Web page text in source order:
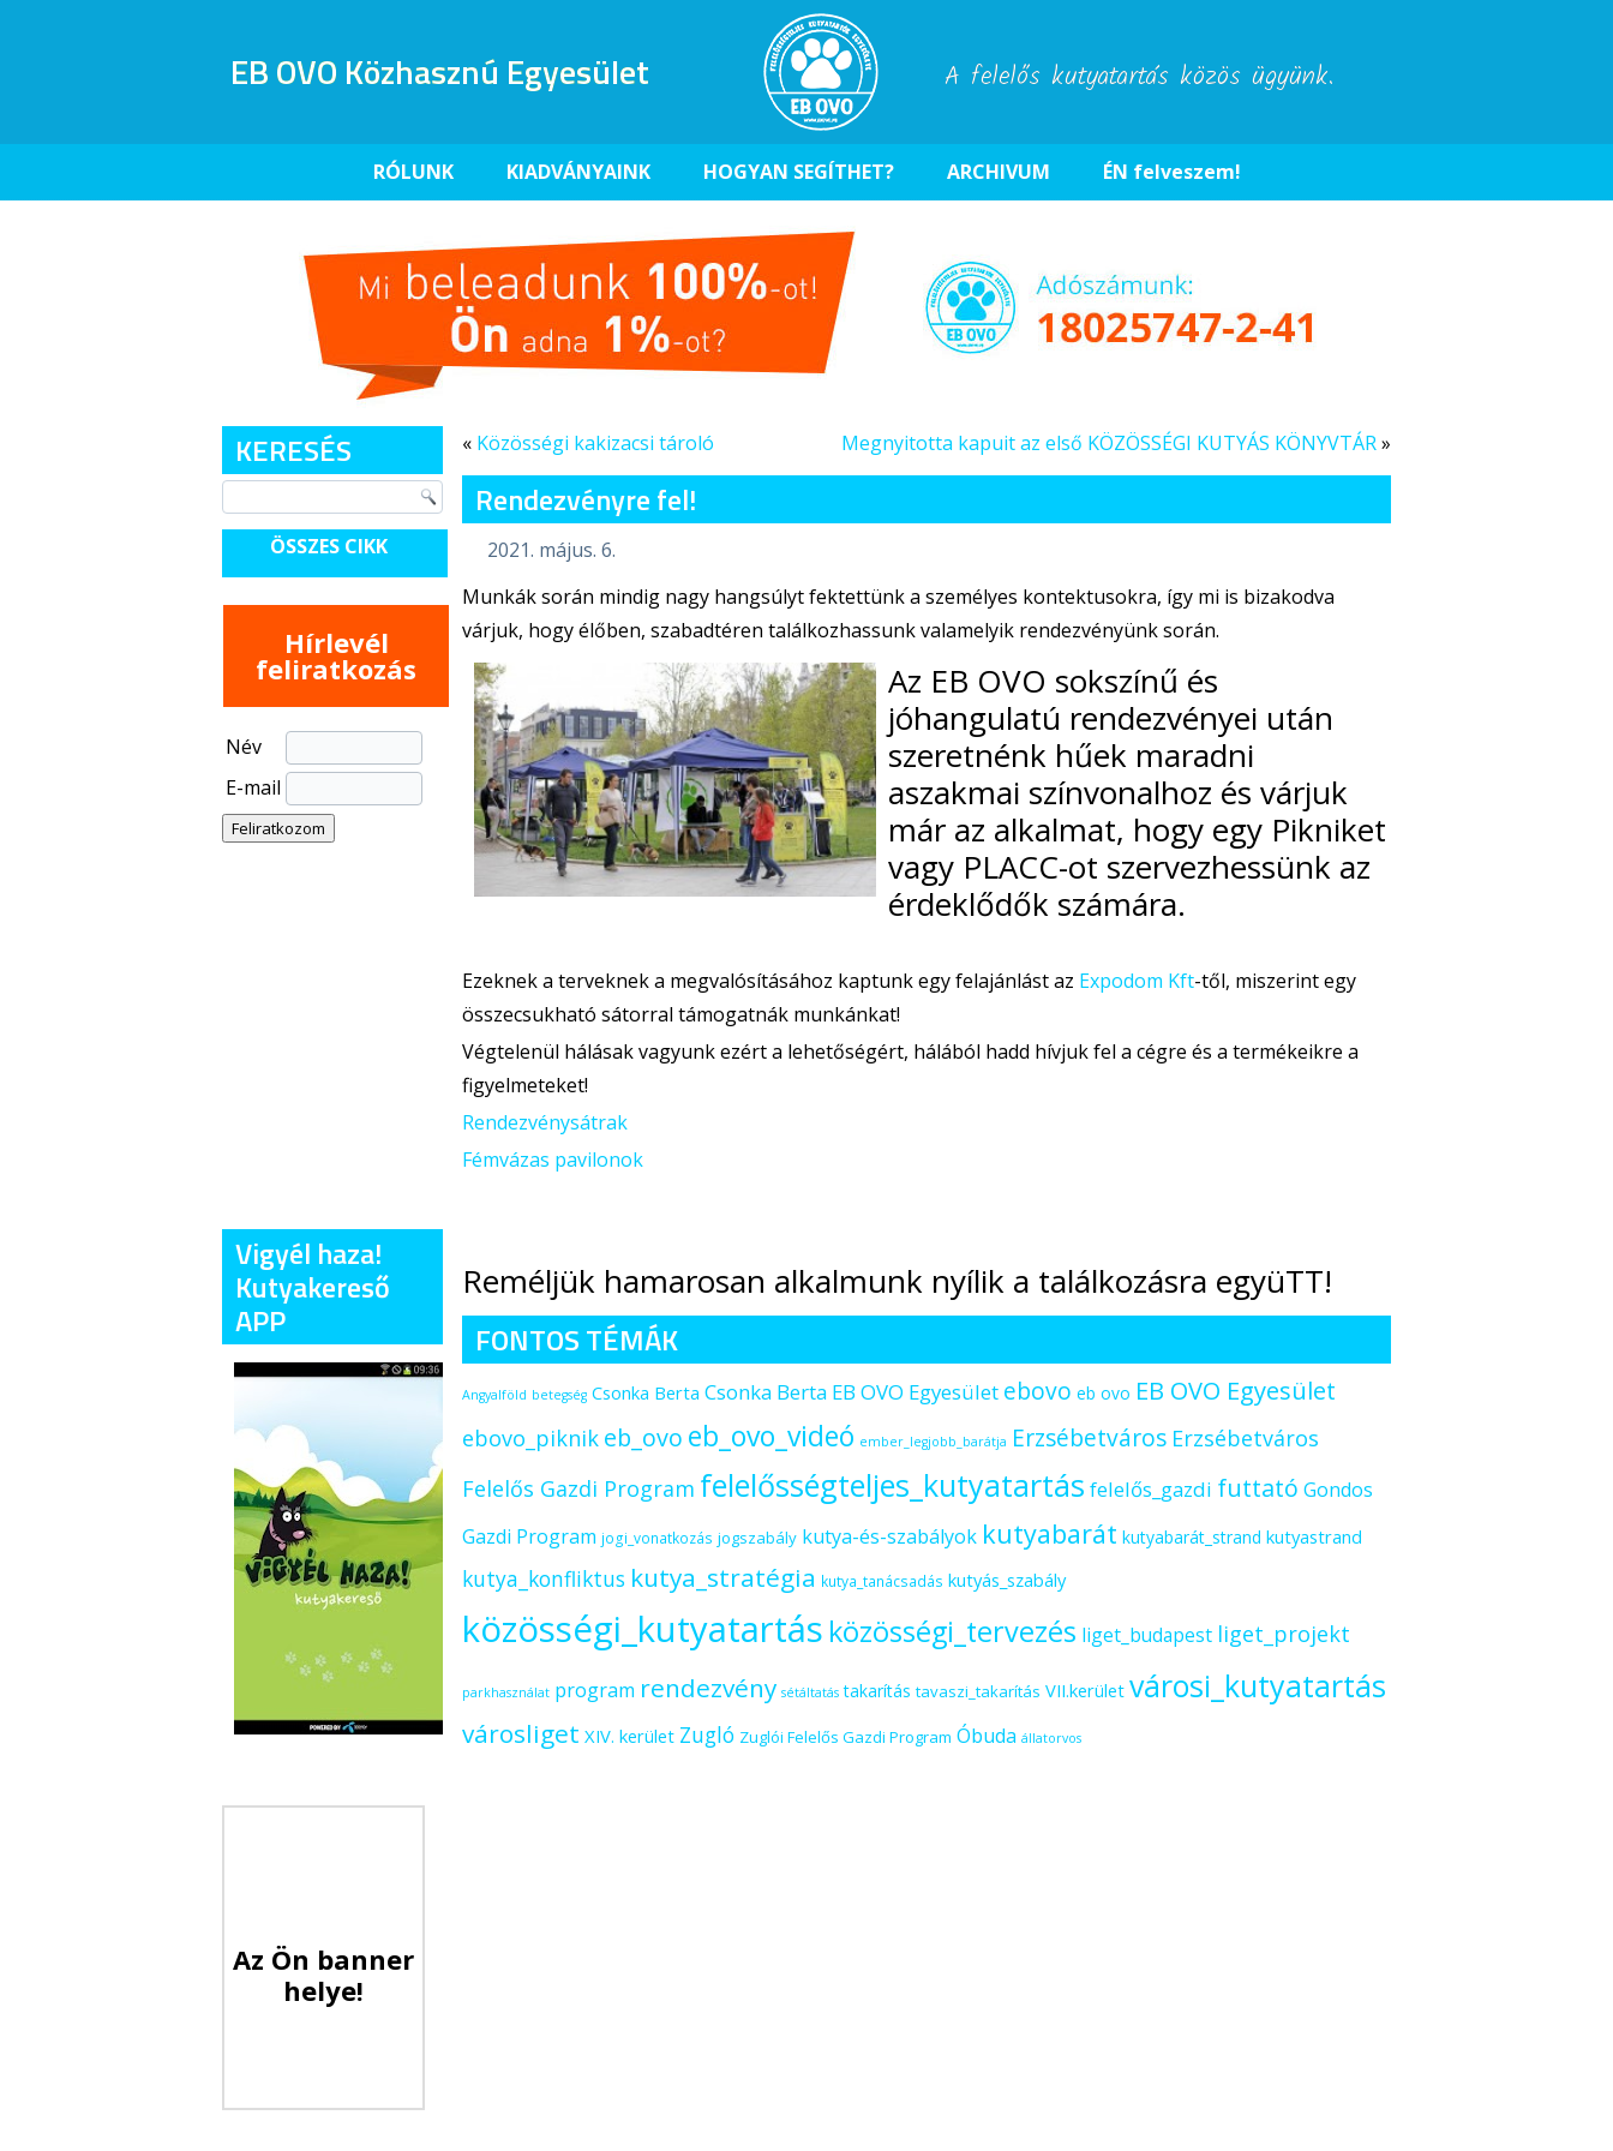
EB OVO Közhasznú Egyesület A felelős kutyatartás közös ügyünk.
RÓLUNK KIADVÁNYAINK HOGYAN SEGÍTHET? ARCHIVUM ÉN felveszem!
KERESÉS
ÖSSZES CIKK
Hírlevél
feliratkozás
Név
E-mail
Vigyél haza!
Kutyakereső
APP
Az Ön banner
helye!
« Közösségi kakizacsi tároló Megnyitotta kapuit az első KÖZÖSSÉGI KUTYÁS KÖNYVTÁR»
Rendezvényre fel!
2021. május. 6.
Munkák során mindig nagy hangsúlyt fektettünk a személyes kontektusokra, így mi is bizakodva
várjuk, hogy élőben, szabadtéren találkozhassunk valamelyik rendezvényünk során.
Az EB OVO sokszínű és
jóhangulatú rendezvényei után
szeretnénk hűek maradni
aszakmai színvonalhoz és várjuk
már az alkalmat, hogy egy Pikniket
vagy PLACC-ot szervezhessünk az
érdeklődők számára.
Ezeknek a terveknek a megvalósításához kaptunk egy felajánlást az Expodom Kft-től, miszerint egy
összecsukható sátorral támogatnák munkánkat!
Végtelenül hálásak vagyunk ezért a lehetőségért, hálából hadd hívjuk fel a cégre és a termékeikre a
figyelmeteket!
Rendezvénysátrak
Fémvázas pavilonok
Reméljük hamarosan alkalmunk nyílik a találkozásra együTT!
FONTOS TÉMÁK
Angyalföld betegség Csonka Berta Csonka Berta EB OVO Egyesület ebovo eb ovo EB OVO Egyesület
ebovo_piknik eb_ovo eb_ovo_videó ember_legjobb_barátja Erzsébetváros Erzsébetváros
Felelős Gazdi Program felelősségteljes_kutyatartás felelős_gazdi futtató Gondos
Gazdi Program jogi_vonatkozás jogszabály kutya-és-szabályok kutyabarát kutyabarát_strand kutyastrand
kutya_konfliktus kutya_stratégia kutya_tanácsadás kutyás_szabály
közösségi_kutyatartás közösségi_tervezés liget_budapest liget_projekt
parkhasználat program rendezvény sétáltatás takarítás tavaszi_takarítás VII.kerület városi_kutyatartás
városliget XIV. kerület Zugló Zuglói Felelős Gazdi Program Óbuda állatorvos